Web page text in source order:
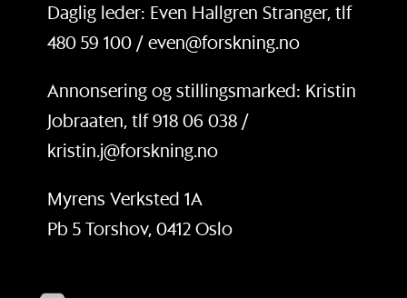
Daglig leder: Even Hallgren Stranger, tlf
480 59 100 / even@forskning.no
Annonsering og stillingsmarked: Kristin
Jobraaten, tlf 918 06 038 /
kristin.j@forskning.no
Myrens Verksted 1A
Pb 5 Torshov, 0412 Oslo